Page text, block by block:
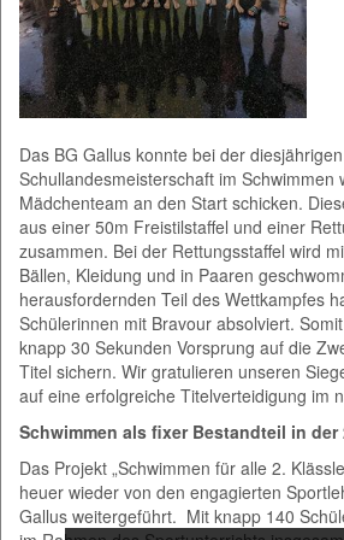
Das BG Gallus konnte bei der diesjährigen
Schullandesmeisterschaft im Schwimmen
Mädchenteam an den Start schicken.
aus einer 50m Freistilstaffel und einer
zusammen. Bei der Rettungsstaffel wird
Bällen, Kleidung und in Paaren
herausfordernden Teil des Wettkampfes
Schülerinnen mit Bravour absolviert.
knapp 30 Sekunden Vorsprung auf die
Titel sichern. Wir gratulieren unseren
auf eine erfolgreiche Titelverteidigung im
Schwimmen als fixer Bestandteil in der
Das Projekt „Schwimmen für alle 2.
heuer wieder von den engagierten
Gallus weitergeführt. Mit knapp 140